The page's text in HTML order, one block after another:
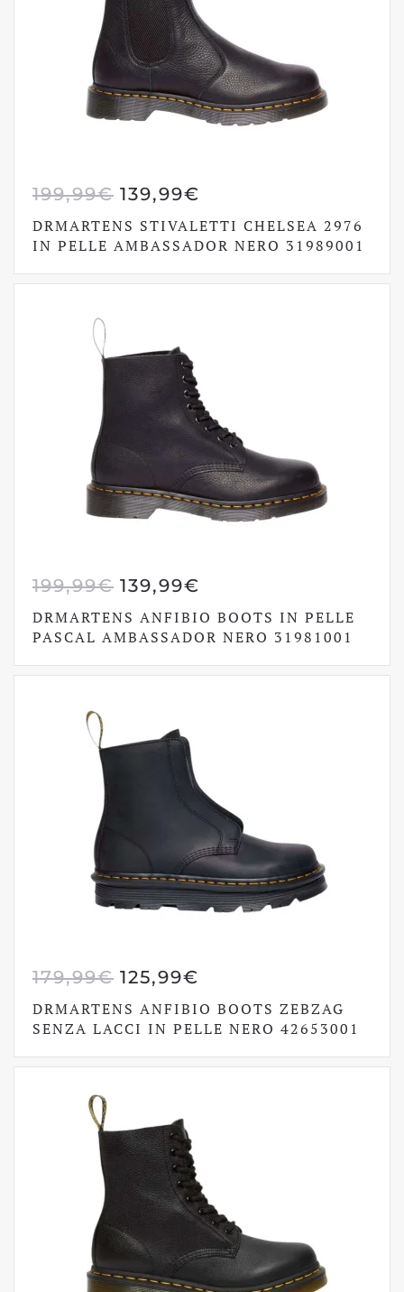
199,99€ IL
PREZZO
ORIGINALE
ERA:
139,99€
PREZZO
ATTUALE
È:
DRMARTENS STIVALETTI CHELSEA 2976
IN PELLE AMBASSADOR NERO 31989001
199,99€ IL
PREZZO
ORIGINALE
ERA:
139,99€
PREZZO
ATTUALE
È:
DRMARTENS ANFIBIO BOOTS IN PELLE
PASCAL AMBASSADOR NERO 31981001
179,99€ IL
PREZZO
ORIGINALE
ERA:
125,99€
PREZZO
ATTUALE
È:
DRMARTENS ANFIBIO BOOTS ZEBZAG
SENZA LACCI IN PELLE NERO 42653001